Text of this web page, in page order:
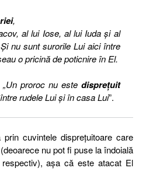
,
al lui Iose, al lui Iuda şi al
nu sunt surorile Lui aici între
o pricină de poticnire în El.
proroc nu este dispreţuit
rudele Lui şi în casa Lui”.
cuvintele dispreţuitoare care
nu pot fi puse la îndoială
aşa că este atacat El